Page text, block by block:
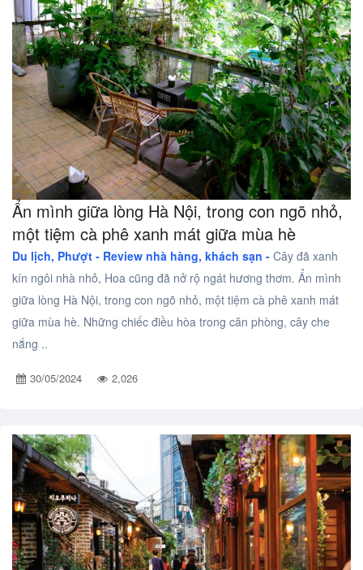
Ẩn mình giữa lòng Hà Nội, trong con ngõ nhỏ,
một tiệm cà phê xanh mát giữa mùa hè
Du lịch, Phượt - Review nhà hàng, khách sạn - Cây đã xanh
kín ngôi nhà nhỏ, Hoa cũng đã nở rộ ngát hương thơm. Ẩn mình
giữa lòng Hà Nội, trong con ngõ nhỏ, một tiệm cà phê xanh mát
giữa mùa hè. Những chiếc điều hòa trong căn phòng, cây che
nắng ..
30/05/2024 2,026